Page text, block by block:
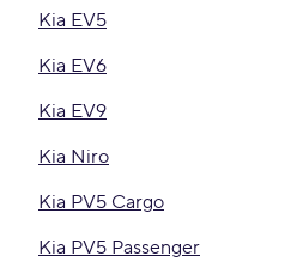
Kia EV5
Kia EV6
Kia EV9
Kia Niro
Kia PV5 Cargo
Kia PV5 Passenger